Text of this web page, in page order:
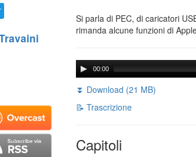
Si parla di PEC, di caricatori
rimanda alcune funzioni di
00:00
⏬ Download (21 MB)
📝 Trascrizione
Capitoli